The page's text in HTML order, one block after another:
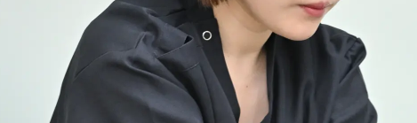
不眠治療・頭痛治療 カッピング・ス